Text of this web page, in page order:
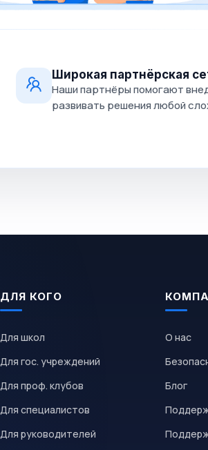
Широкая партнёрская
Наши партнёры помогают
развивать решения любой
ДЛЯ КОГО
Для школ
Для гос. учреждений
Для проф. клубов
Для специалистов
Для руководителей
О нас
Блог